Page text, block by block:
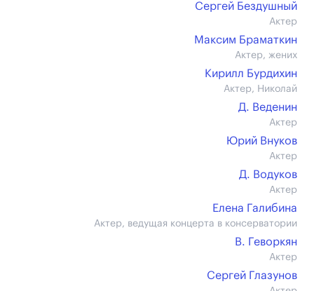
Сергей Бездушный
Актер
Максим Браматкин
Актер, жених
Кирилл Бурдихин
Актер, Николай
Д. Веденин
Актер
Юрий Внуков
Актер
Д. Водуков
Актер
Елена Галибина
Актер, ведущая концерта в консерватории
В. Геворкян
Актер
Сергей Глазунов